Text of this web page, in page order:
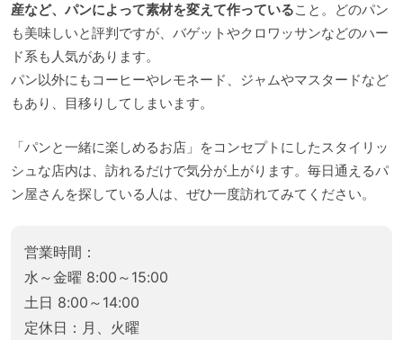
産など、パンによって素材を変えて作っていること。どのパン
も美味しいと評判ですが、バゲットやクロワッサンなどのハー
ド系も人気があります。
パン以外にもコーヒーやレモネード、ジャムやマスタードなど
もあり、目移りしてしまいます。
「パンと一緒に楽しめるお店」をコンセプトにしたスタイリッ
シュな店内は、訪れるだけで気分が上がります。毎日通えるパ
ン屋さんを探している人は、ぜひ一度訪れてみてください。
営業時間：
水～金曜 8:00～15:00
土日 8:00～14:00
定休日：月、火曜